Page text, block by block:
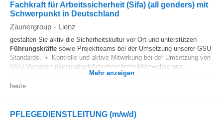
Fachkraft für Arbeitssicherheit (Sifa) (all genders) mit
Schwerpunkt in Deutschland
Zaunergroup - Lienz
gestalten Sie aktiv die Sicherheitskultur vor Ort und unterstützen
Führungskräfte sowie Projektteams bei der Umsetzung unserer GSU-
Standards. • Kontrolle und aktive Mitwirkung bei der Umsetzung von
GSU-Vorgaben (Gesundheit/Arbeitssicherheit/Umweltschutz...
Mehr anzeigen
heute
PFLEGEDIENSTLEITUNG (m/w/d)